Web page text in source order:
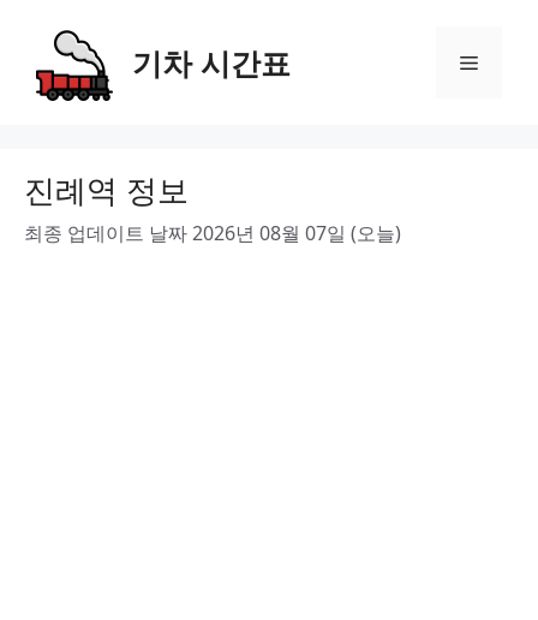
content
기차 시간표 Menu
진례역 정보
최종 업데이트 날짜 2026년 08월 07일 (오늘)